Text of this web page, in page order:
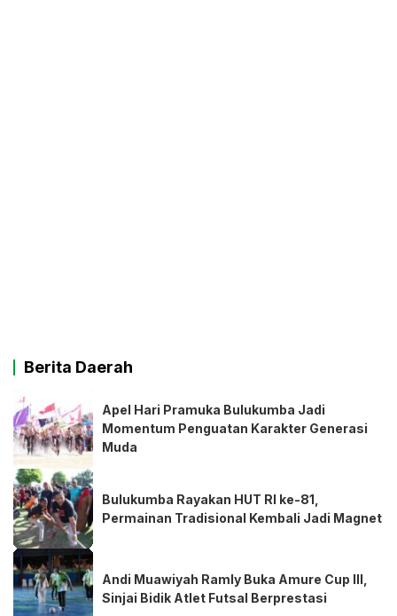
Berita Daerah
Apel Hari Pramuka Bulukumba Jadi
Momentum Penguatan Karakter Generasi
Muda
Bulukumba Rayakan HUT RI ke-81,
Permainan Tradisional Kembali Jadi Magnet
Andi Muawiyah Ramly Buka Amure Cup III,
Sinjai Bidik Atlet Futsal Berprestasi